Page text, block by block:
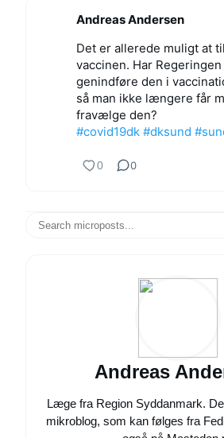
Andreas Andersen
Det er allerede muligt at
vaccinen. Har
genindføre den i
så man ikke længere får
fravælge den?
#covid19dk #dksund
0 0
Andreas
Læge fra Region Syddanmark.
mikroblog, som kan følges fra